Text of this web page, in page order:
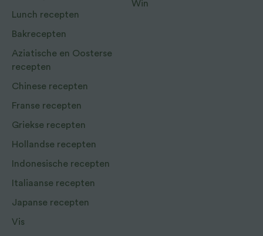
Lunch recepten
Bakrecepten
Aziatische en Oosterse
recepten
Chinese recepten
Franse recepten
Griekse recepten
Hollandse recepten
Indonesische recepten
Italiaanse recepten
Japanse recepten
Vis
Win